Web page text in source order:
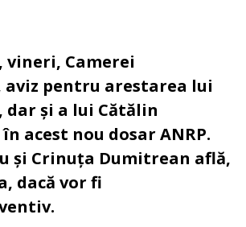
vineri, Camerei
pentru arestarea lui
dar și a lui Cătălin
acest nou dosar ANRP.
și Crinuța Dumitrean află,
dacă vor fi